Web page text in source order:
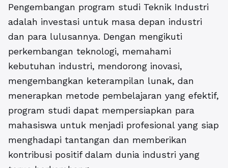
Pengembangan program studi Teknik Industri
adalah investasi untuk masa depan industri
dan para lulusannya. Dengan mengikuti
perkembangan teknologi, memahami
kebutuhan industri, mendorong inovasi,
mengembangkan keterampilan lunak, dan
menerapkan metode pembelajaran yang efektif,
program studi dapat mempersiapkan para
mahasiswa untuk menjadi profesional yang siap
menghadapi tantangan dan memberikan
kontribusi positif dalam dunia industri yang